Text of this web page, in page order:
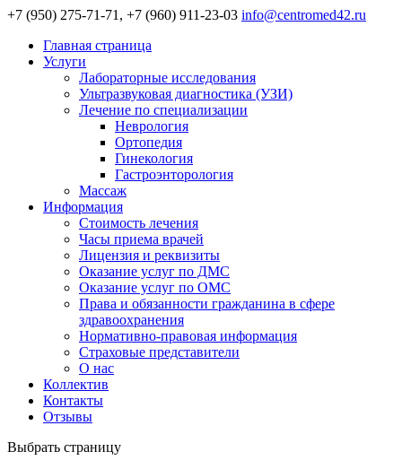
+7 (950) 275-71-71, +7 (960) 911-23-03 info@centromed42.ru
Главная страница
Услуги
Лабораторные исследования
Ультразвуковая диагностика (УЗИ)
Лечение по специализации
Неврология
Ортопедия
Гинекология
Гастроэнторология
Массаж
Информация
Стоимость лечения
Часы приема врачей
Лицензия и реквизиты
Оказание услуг по ДМС
Оказание услуг по ОМС
Права и обязанности гражданина в сфере
здравоохранения
Нормативно-правовая информация
Страховые представители
О нас
Коллектив
Контакты
Отзывы
Выбрать страницу